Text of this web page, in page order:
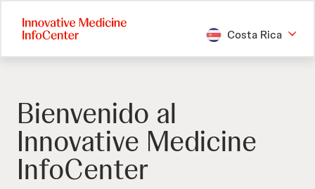
main
content
Costa Rica
Bienvenido al
Innovative Medicine
InfoCenter